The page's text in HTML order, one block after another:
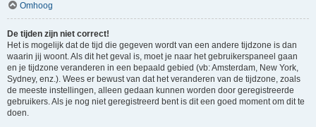
Omhoog
De tijden zijn niet correct!
Het is mogelijk dat de tijd die gegeven wordt van een andere tijdzone is dan
waarin jij woont. Als dit het geval is, moet je naar het gebruikerspaneel gaan
en je tijdzone veranderen in een bepaald gebied (vb: Amsterdam, New York,
Sydney, enz.). Wees er bewust van dat het veranderen van de tijdzone, zoals
de meeste instellingen, alleen gedaan kunnen worden door geregistreerde
gebruikers. Als je nog niet geregistreerd bent is dit een goed moment om dit te
doen.